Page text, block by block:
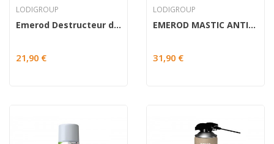
LODIGROUP
Emerod Destructeur d’odeurs
21,90 €
LODIGROUP
EMEROD MASTIC ANTI-RONGEURS
31,90 €